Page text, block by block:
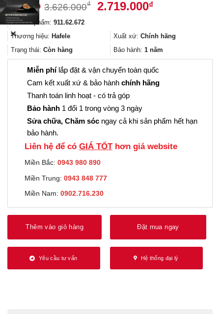
3.626.000₫
Giá
3.626.000₫.
2.719.000₫Giá
là:
2.719.000₫.
Mã sản phẩm: 911.62.672
Thương hiệu: Hafele Xuất xứ: Chính hãng
Trạng thái: Còn hàng Bảo hành: 1 năm
Miễn phílắp đặt & vận chuyển toàn quốc
Cam kết xuất xứ & bảo hành chính hãng
Thanh toán linh hoạt - có trả góp
Bảo hành 1 đổi 1 trong vòng 3 ngày
Sửa chữa, Chăm sóc ngay cả khi sản phẩm hết hạn
bảo hành.
Liên hệ để có GIÁ TỐThơn giá website
Miền Bắc: 0943 980 890
Miền Trung: 0943 848 777
Miền Nam: 0902.716.230
Thêm vào giỏ hàng Đặt mua ngay
Yêu cầu tư vấn Hệ thống đại lý
✕